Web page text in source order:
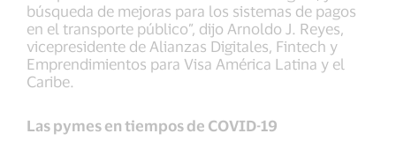
búsqueda de mejoras para los sistemas de pagos
en el transporte público”, dijo Arnoldo J. Reyes,
vicepresidente de Alianzas Digitales, Fintech y
Emprendimientos para Visa América Latina y el
Caribe.
Las pymes en tiempos de COVID-19